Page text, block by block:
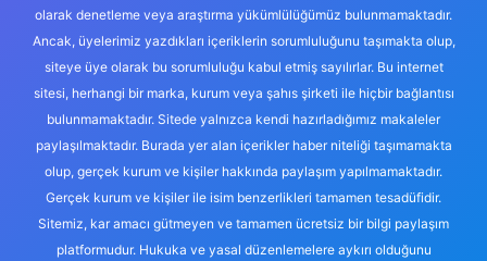
olarak denetleme veya araştırma yükümlülüğümüz bulunmamaktadır.
Ancak, üyelerimiz yazdıkları içeriklerin sorumluluğunu taşımakta olup,
siteye üye olarak bu sorumluluğu kabul etmiş sayılırlar. Bu internet
sitesi, herhangi bir marka, kurum veya şahıs şirketi ile hiçbir bağlantısı
bulunmamaktadır. Sitede yalnızca kendi hazırladığımız makaleler
paylaşılmaktadır. Burada yer alan içerikler haber niteliği taşımamakta
olup, gerçek kurum ve kişiler hakkında paylaşım yapılmamaktadır.
Gerçek kurum ve kişiler ile isim benzerlikleri tamamen tesadüfidir.
Sitemiz, kar amacı gütmeyen ve tamamen ücretsiz bir bilgi paylaşım
platformudur. Hukuka ve yasal düzenlemelere aykırı olduğunu